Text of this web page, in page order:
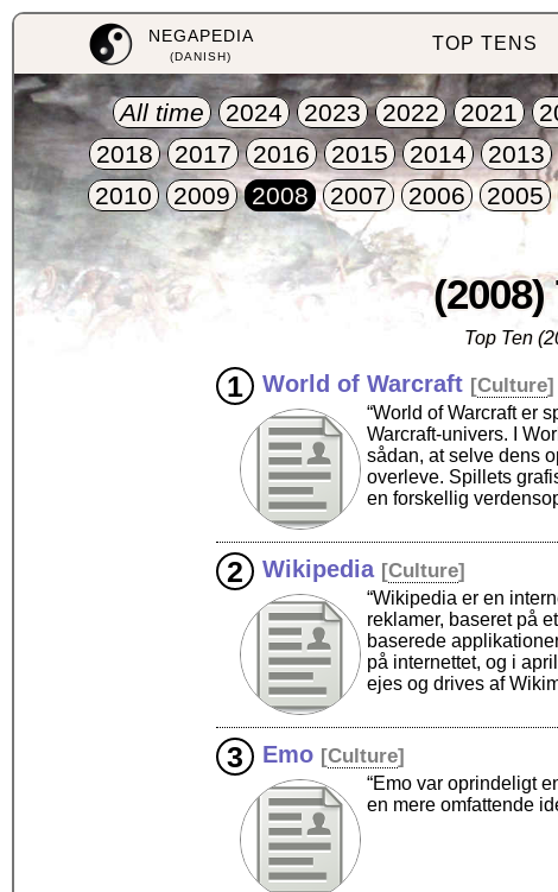
NEGAPEDIA
(DANISH)
TOP TENS
All time 2024 2023 2022 2021
2018
2017 2016 2015 2014 2013
2010
2009 2008 2007 2006 2005
Top Ten
World of Warcraft [Culture]
“World of Warcraft er
Warcraft-univers. I
sådan, at selve dens
overleve. Spillets
en forskellig
Wikipedia [Culture]
“Wikipedia er en
reklamer, baseret på
baserede
på internettet, og i
ejes og drives af
Emo [Culture]
“Emo var oprindeligt
en mere omfattende